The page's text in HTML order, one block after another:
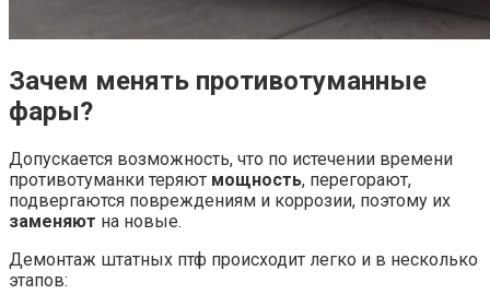
Зачем менять противотуманные
фары?
Допускается возможность, что по истечении времени
противотуманки теряют мощность, перегорают,
подвергаются повреждениям и коррозии, поэтому их
заменяют на новые.
Демонтаж штатных птф происходит легко и в несколько
этапов: